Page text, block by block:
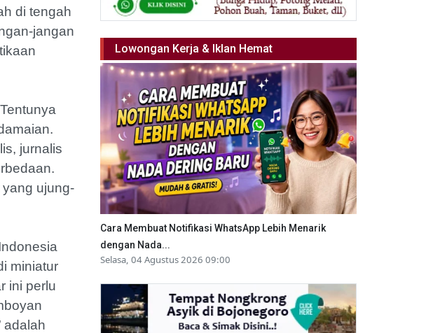
di tengah
jangan
jurnalis
ujung-
miniatur
ini perlu
adalah
Lowongan Kerja & Iklan Hemat
Cara Membuat Notifikasi WhatsApp Lebih Menarik
dengan Nada...
Selasa, 04 Agustus 2026 09:00